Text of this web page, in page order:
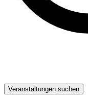
Veranstaltungen suchen